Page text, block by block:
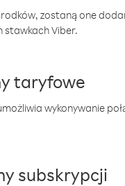
zostaną one
stawkach Viber.
taryfowe
wykonywanie
subskrypcji